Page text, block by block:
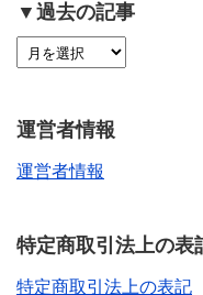
▼過去の記事
運営者情報
運営者情報
特定商取引法上の表
特定商取引法上の表記